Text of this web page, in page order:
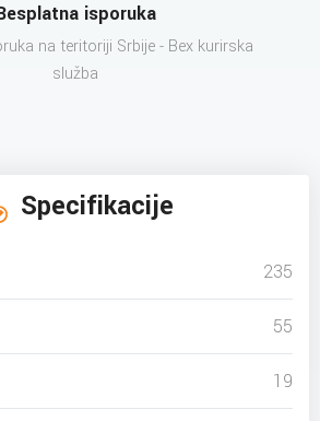
isporuka
na teritoriji Srbije - Bex kurirska
služba
Specifikacije
235
55
19